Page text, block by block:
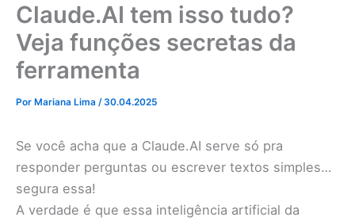
Claude.AI tem isso tudo?
Veja funções secretas da
ferramenta
Por Mariana Lima /30.04.2025
Se você acha que a Claude.AI serve só pra
responder perguntas ou escrever textos simples…
segura essa!
A verdade é que essa inteligência artificial da